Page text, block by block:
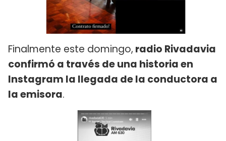
Finalmente este domingo, radio Rivadavia
confirmó a través de una historia en
Instagram la llegada de la conductora a
la emisora.